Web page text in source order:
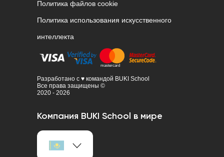
Политика файлов cookie
Политика использования искусственного
интеллекта
Разработано с ♥ командой BUKI School
Все права защищены ©
2020 - 2026
Компания BUKI School в мире